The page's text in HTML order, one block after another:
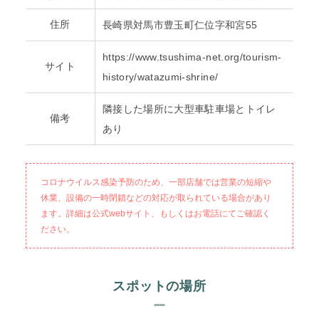
住所 長崎県対馬市豊玉町仁位字和宮55
サイト
https://www.tsushima-net.org/tourism-
history/watazumi-shrine/
備考
隣接した場所に大型車駐車場とトイレ
あり
コロナウイルス感染予防のため、一部店舗では営業の短縮や
休業、設備の一時閉鎖などの対応が取られている場合があり
ます。詳細は公式webサイト、もしくはお電話にてご確認く
ださい。
スポットの場所